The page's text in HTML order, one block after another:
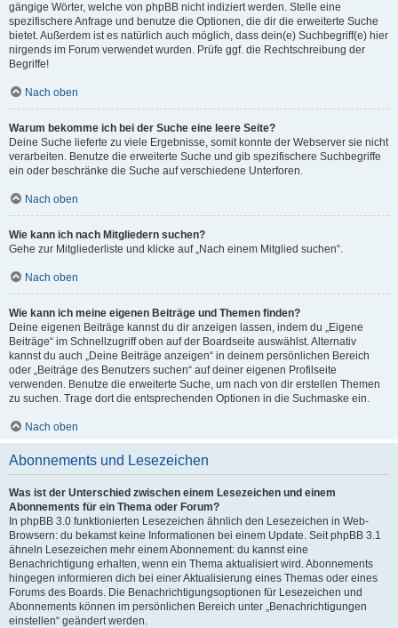
gängige Wörter, welche von phpBB nicht indiziert werden. Stelle eine
spezifischere Anfrage und benutze die Optionen, die dir die erweiterte Suche
bietet. Außerdem ist es natürlich auch möglich, dass dein(e) Suchbegriff(e) hier
nirgends im Forum verwendet wurden. Prüfe ggf. die Rechtschreibung der
Begriffe!
Nach oben
Warum bekomme ich bei der Suche eine leere Seite?
Deine Suche lieferte zu viele Ergebnisse, somit konnte der Webserver sie nicht
verarbeiten. Benutze die erweiterte Suche und gib spezifischere Suchbegriffe
ein oder beschränke die Suche auf verschiedene Unterforen.
Nach oben
Wie kann ich nach Mitgliedern suchen?
Gehe zur Mitgliederliste und klicke auf „Nach einem Mitglied suchen“.
Nach oben
Wie kann ich meine eigenen Beiträge und Themen finden?
Deine eigenen Beiträge kannst du dir anzeigen lassen, indem du „Eigene
Beiträge“ im Schnellzugriff oben auf der Boardseite auswählst. Alternativ
kannst du auch „Deine Beiträge anzeigen“ in deinem persönlichen Bereich
oder „Beiträge des Benutzers suchen“ auf deiner eigenen Profilseite
verwenden. Benutze die erweiterte Suche, um nach von dir erstellen Themen
zu suchen. Trage dort die entsprechenden Optionen in die Suchmaske ein.
Nach oben
Abonnements und Lesezeichen
Was ist der Unterschied zwischen einem Lesezeichen und einem
Abonnements für ein Thema oder Forum?
In phpBB 3.0 funktionierten Lesezeichen ähnlich den Lesezeichen in Web-
Browsern: du bekamst keine Informationen bei einem Update. Seit phpBB 3.1
ähneln Lesezeichen mehr einem Abonnement: du kannst eine
Benachrichtigung erhalten, wenn ein Thema aktualisiert wird. Abonnements
hingegen informieren dich bei einer Aktualisierung eines Themas oder eines
Forums des Boards. Die Benachrichtigungsoptionen für Lesezeichen und
Abonnements können im persönlichen Bereich unter „Benachrichtigungen
einstellen“ geändert werden.